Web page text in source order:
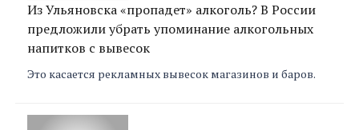
Из Ульяновска «пропадет» алкоголь? В России
предложили убрать упоминание алкогольных
напитков с вывесок
Это касается рекламных вывесок магазинов и баров.